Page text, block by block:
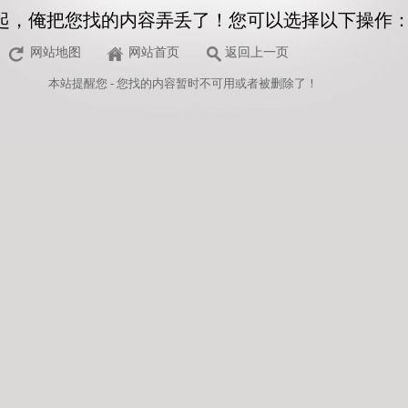
，俺把您找的内容弄丢了！您可以选择以下操作
网站地图 网站首页 返回上一页
本站提醒您 - 您找的内容暂时不可用或者被删除了！